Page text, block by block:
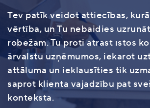
Tev patīk veidot attiecības,
vērtība, un Tu nebaidies
robežām. Tu proti atrast īstos
ārvalstu uzņēmumos, iekarot
attāluma un ieklausīties tik
saprot klienta vajadzību pat
kontekstā.